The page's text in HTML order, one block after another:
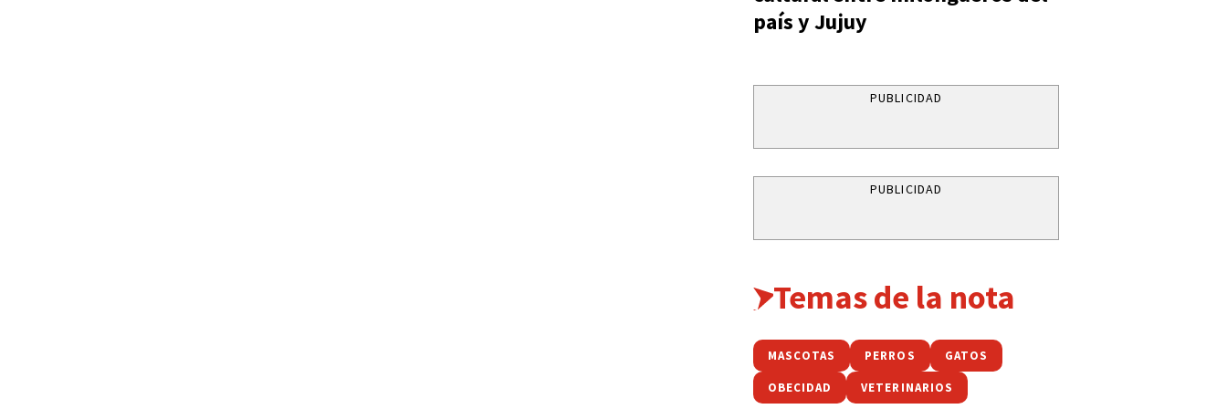
país y Jujuy
PUBLICIDAD
PUBLICIDAD
Temas de la nota
MASCOTAS PERROS GATOS
OBECIDAD VETERINARIOS